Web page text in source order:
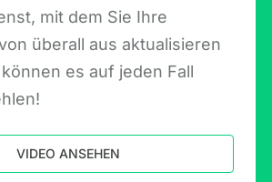
mit dem Sie Ihre
überall aus aktualisieren
es auf jeden Fall
VIDEO ANSEHEN